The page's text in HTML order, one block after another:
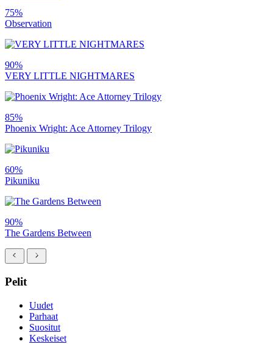
75%
Observation
90%
VERY LITTLE NIGHTMARES
85%
Phoenix Wright: Ace Attorney Trilogy
60%
Pikuniku
90%
The Gardens Between
Pelit
Uudet
Parhaat
Suositut
Keskeiset